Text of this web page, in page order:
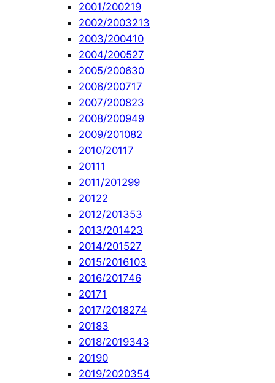
2001/200219
2002/2003213
2003/200410
2004/200527
2005/200630
2006/200717
2007/200823
2008/200949
2009/201082
2010/20117
20111
2011/201299
20122
2012/201353
2013/201423
2014/201527
2015/2016103
2016/201746
20171
2017/2018274
20183
2018/2019343
20190
2019/2020354